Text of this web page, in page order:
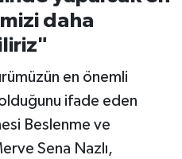
daha
en önemli
ifade eden
Beslenme ve
Sena Nazlı,